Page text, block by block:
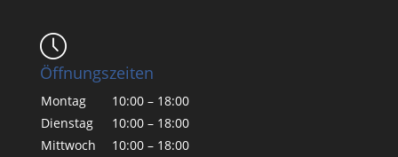
Öffnungszeiten
Montag
10:00 – 18:00
Dienstag
10:00 – 18:00
Mittwoch
10:00 – 18:00